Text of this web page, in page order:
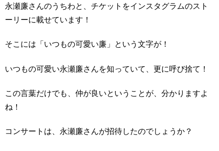
永瀬廉さんのうちわと、チケットをインスタグラムのスト
ーリーに載せています！
そこには「いつもの可愛い廉」という文字が！
いつもの可愛い永瀬廉さんを知っていて、更に呼び捨て！
この言葉だけでも、仲が良いということが、分かりますよ
ね！
コンサートは、永瀬廉さんが招待したのでしょうか？